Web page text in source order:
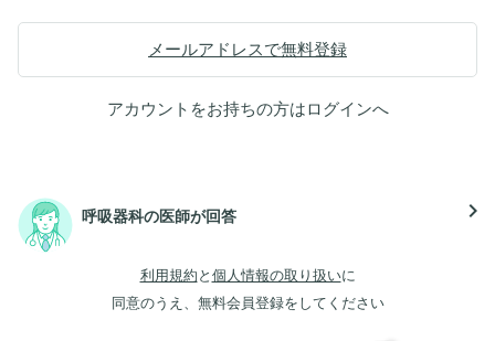
メールアドレスで無料登録
アカウントをお持ちの方はログインへ
呼吸器科の医師が回答 navigate_next
利用規約 と 個人情報の取り扱いに
同意のうえ、無料会員登録をしてください